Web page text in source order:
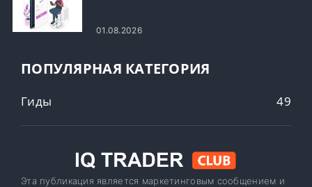
01.08.2026
ПОПУЛЯРНАЯ КАТЕГОРИЯ
Гиды 49
Эта публикация является маркетинговым сообщением и